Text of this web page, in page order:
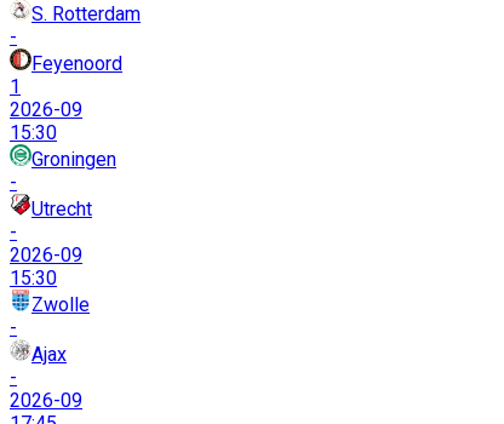
S. Rotterdam
-
Feyenoord
1
2026-09
15:30
Groningen
-
Utrecht
-
2026-09
15:30
Zwolle
-
Ajax
-
2026-09